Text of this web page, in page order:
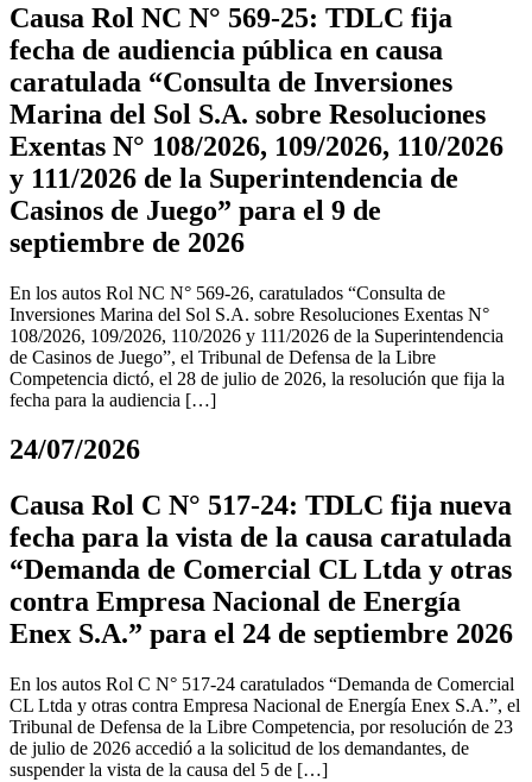
Causa Rol NC N° 569-25: TDLC fija
fecha de audiencia pública en causa
caratulada “Consulta de Inversiones
Marina del Sol S.A. sobre Resoluciones
Exentas N° 108/2026, 109/2026, 110/2026
y 111/2026 de la Superintendencia de
Casinos de Juego” para el 9 de
septiembre de 2026
En los autos Rol NC N° 569-26, caratulados “Consulta de
Inversiones Marina del Sol S.A. sobre Resoluciones Exentas N°
108/2026, 109/2026, 110/2026 y 111/2026 de la Superintendencia
de Casinos de Juego”, el Tribunal de Defensa de la Libre
Competencia dictó, el 28 de julio de 2026, la resolución que fija la
fecha para la audiencia […]
24/07/2026
Causa Rol C N° 517-24: TDLC fija nueva
fecha para la vista de la causa caratulada
“Demanda de Comercial CL Ltda y otras
contra Empresa Nacional de Energía
Enex S.A.” para el 24 de septiembre 2026
En los autos Rol C N° 517-24 caratulados “Demanda de Comercial
CL Ltda y otras contra Empresa Nacional de Energía Enex S.A.”, el
Tribunal de Defensa de la Libre Competencia, por resolución de 23
de julio de 2026 accedió a la solicitud de los demandantes, de
suspender la vista de la causa del 5 de […]